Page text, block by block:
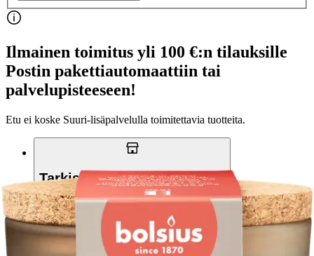
Ilmainen toimitus yli 100 €:n tilauksille
Postin pakettiautomaattiin tai
palvelupisteeseen!
Etu ei koske Suuri‑lisäpalvelulla toimitettavia tuotteita.
Tarkista myymäläsaatavuus